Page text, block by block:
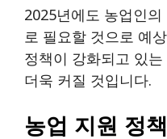
2025년에도 농업인
로 필요할 것으로 예
정책이 강화되고 있
더욱 커질 것입니다.
농업 지원 정